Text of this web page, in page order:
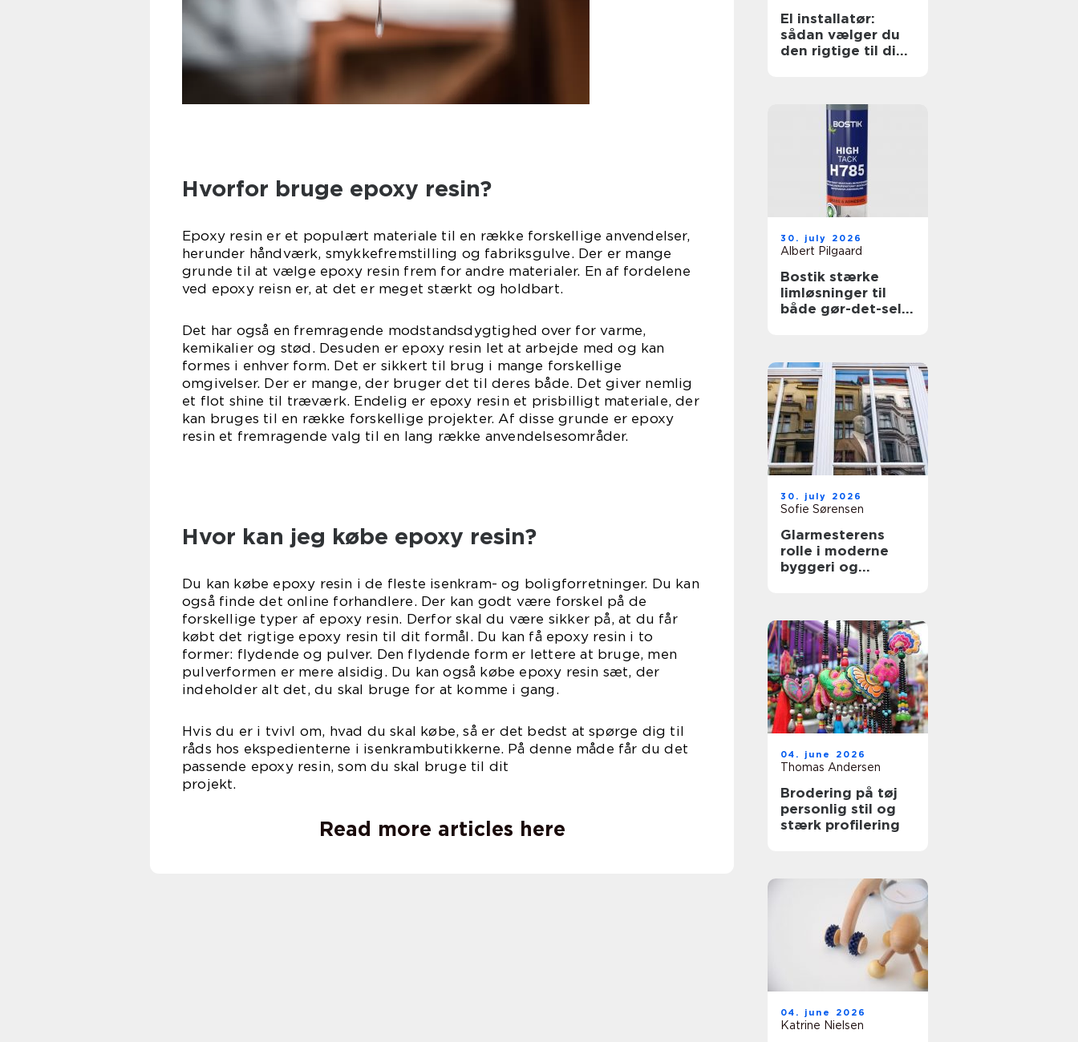
Hvorfor bruge epoxy resin?
Epoxy resin er et populært materiale til en række forskellige anvendelser,
herunder håndværk, smykkefremstilling og fabriksgulve. Der er mange
grunde til at vælge epoxy resin frem for andre materialer. En af fordelene
ved epoxy reisn er, at det er meget stærkt og holdbart.
Det har også en fremragende modstandsdygtighed over for varme,
kemikalier og stød. Desuden er epoxy resin let at arbejde med og kan
formes i enhver form. Det er sikkert til brug i mange forskellige
omgivelser. Der er mange, der bruger det til deres både. Det giver nemlig
et flot shine til træværk. Endelig er epoxy resin et prisbilligt materiale, der
kan bruges til en række forskellige projekter. Af disse grunde er epoxy
resin et fremragende valg til en lang række anvendelsesområder.
Hvor kan jeg købe epoxy resin?
Du kan købe epoxy resin i de fleste isenkram- og boligforretninger. Du kan
også finde det online forhandlere. Der kan godt være forskel på de
forskellige typer af epoxy resin. Derfor skal du være sikker på, at du får
købt det rigtige epoxy resin til dit formål. Du kan få epoxy resin i to
former: flydende og pulver. Den flydende form er lettere at bruge, men
pulverformen er mere alsidig. Du kan også købe epoxy resin sæt, der
indeholder alt det, du skal bruge for at komme i gang.
Hvis du er i tvivl om, hvad du skal købe, så er det bedst at spørge dig til
råds hos ekspedienterne i isenkrambutikkerne. På denne måde får du det
passende epoxy resin, som du skal bruge til dit
projekt.
Read more articles here
El installatør:
sådan vælger du
den rigtige til dine
30. july 2026
Albert Pilgaard
Bostik stærke
limløsninger til
både gør-det-selv
30. july 2026
Sofie Sørensen
Glarmesterens
rolle i moderne
byggeri og
04. june 2026
Thomas Andersen
Brodering på tøj
personlig stil og
stærk profilering
04. june 2026
Katrine Nielsen